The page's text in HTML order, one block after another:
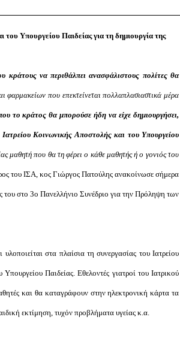
Υπουργείου Παιδείας για τη δημιουργία της
κράτους να περιθάλπει ανασφάλιστους πολίτες θα
φαρμακείων που επεκτείνεται πολλαπλασιαστικά μέρα
το κράτος θα μπορούσε ήδη να είχε δημιουργήσει,
Κοινωνικής Αποστολής και του Υπουργείου
μαθητή που θα τη φέρει ο κάθε μαθητής ή ο γονιός του
του ΙΣΑ, κος Γιώργος Πατούλης ανακοίνωσε σήμερα
του στο 3o Πανελλήνιο Συνέδριο για την Πρόληψη των
στα πλαίσια τη συνεργασίας του Ιατρείου
Παιδείας. Εθελοντές γιατροί του Ιατρικού
και θα καταγράφουν στην ηλεκτρονική κάρτα τα
εκτίμηση, τυχόν προβλήματα υγείας κ.α.